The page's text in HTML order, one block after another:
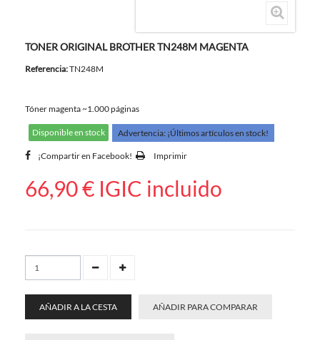
TONER ORIGINAL BROTHER TN248M MAGENTA
Referencia:TN248M
Tóner magenta ~1.000 páginas
Disponible en stock Advertencia: ¡Últimos artículos en stock!
¡Compartir en Facebook! Imprimir
66,90 € IGIC incluido
AÑADIR A LA CESTA AÑADIR PARA COMPARAR